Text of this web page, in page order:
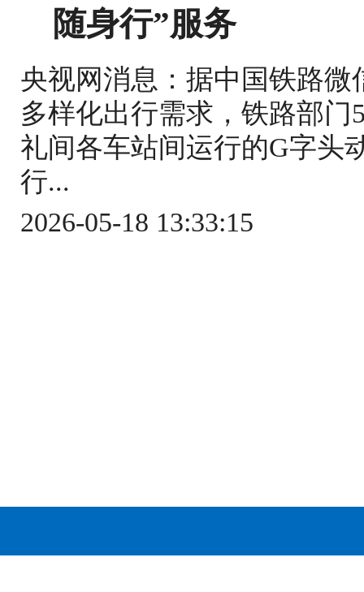
随身行”服务
央视网消息：据中国铁路
多样化出行需求，铁路部门
礼间各车站间运行的G字头
行...
2026-05-18 13:33:15